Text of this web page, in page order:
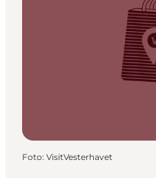
Foto: VisitVesterhavet